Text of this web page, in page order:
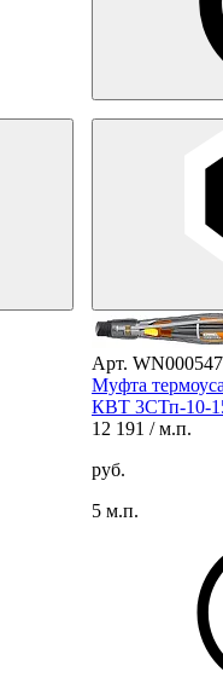
Арт.
Муфта
КВТ 3СТп-10-
12 191 / м.п.
руб.
5 м.п.